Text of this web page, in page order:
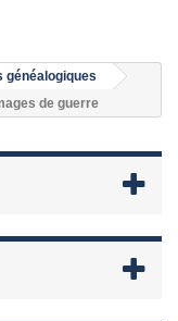
généalogiques
de guerre